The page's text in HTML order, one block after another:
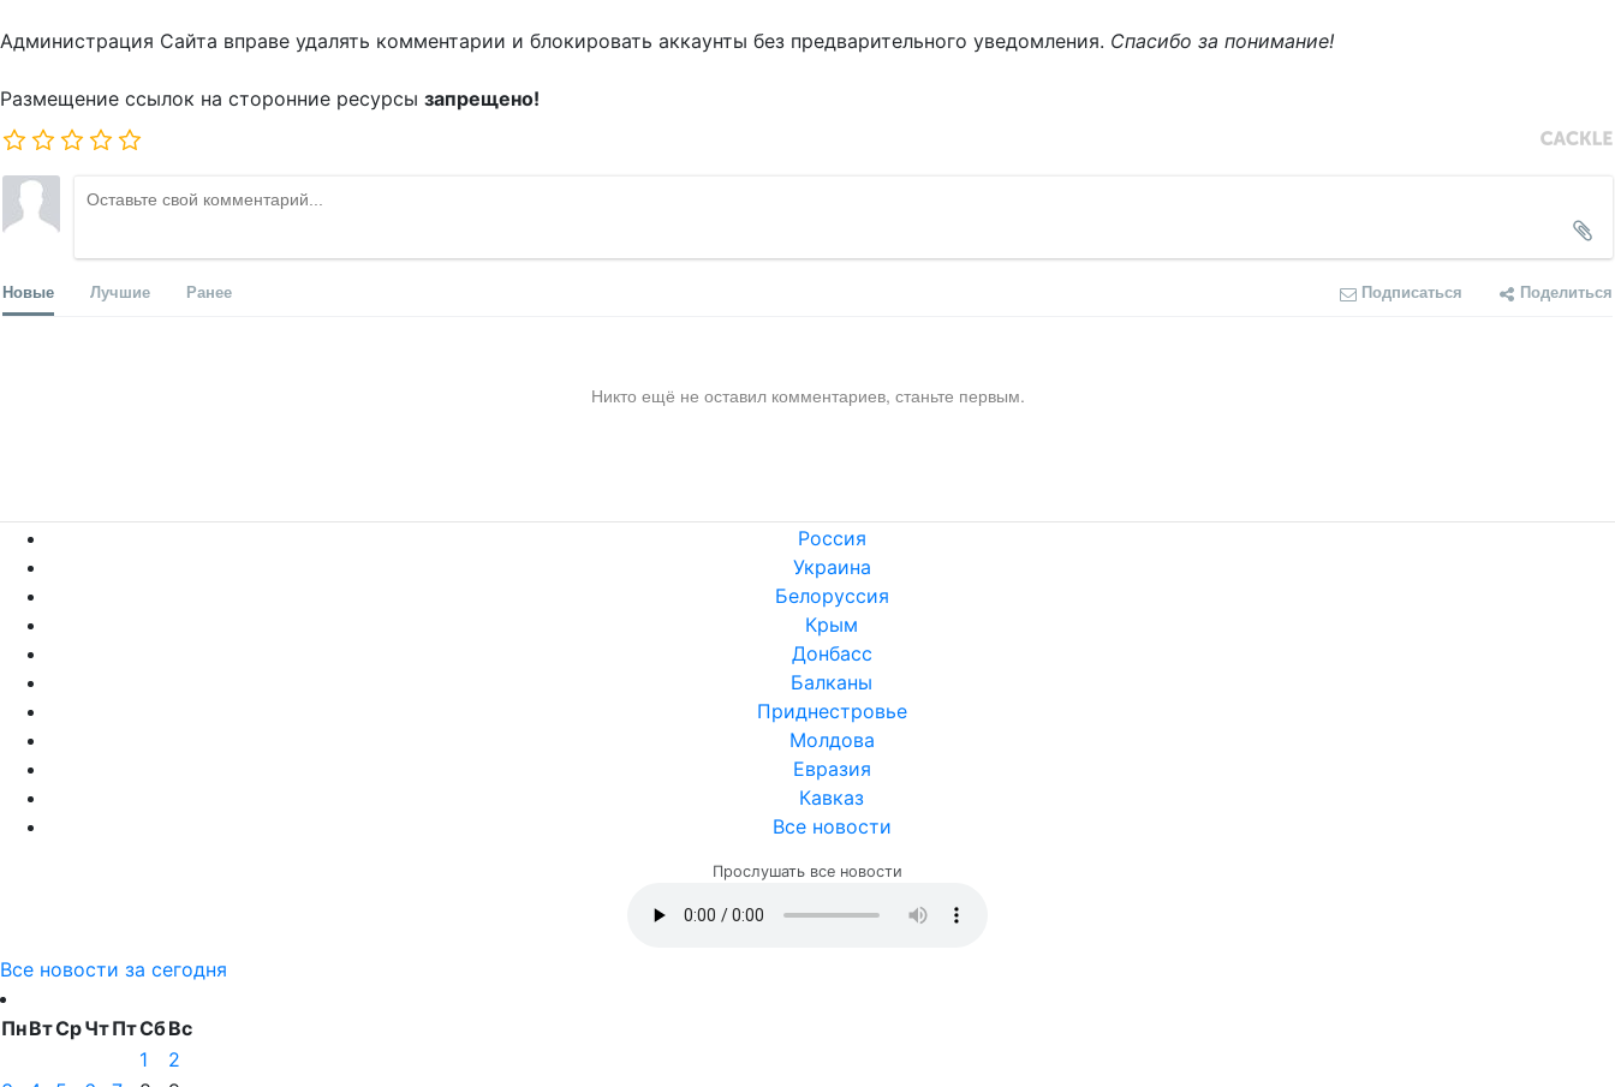
Администрация Сайта вправе удалять комментарии и блокировать аккаунты без предварительного уведомления. Спасибо за понимание!
Размещение ссылок на сторонние ресурсы запрещено!
Новые Лучшие Ранее Подписаться Поделиться
Никто ещё не оставил комментариев, станьте первым.
Россия
Украина
Белоруссия
Крым
Донбасс
Балканы
Приднестровье
Молдова
Евразия
Кавказ
Все новости
Прослушать все новости
Все новости за сегодня
ПнВтСрЧтПтСбВс
1
2